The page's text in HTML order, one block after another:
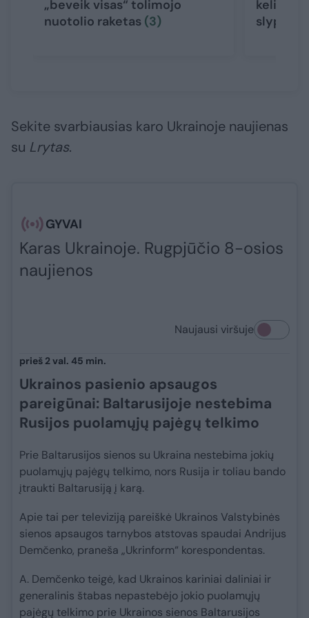
„beveik visas“ tolimojo
nuotolio raketas (3)
keliantis
slypi
Sekite svarbiausias karo Ukrainoje naujienas
su Lrytas.​​​
GYVAI
Karas Ukrainoje. Rugpjūčio 8-osios
naujienos
Naujausi viršuje
prieš 2 val. 45 min.
Ukrainos pasienio apsaugos
pareigūnai: Baltarusijoje nestebima
Rusijos puolamųjų pajėgų telkimo
Prie Baltarusijos sienos su Ukraina nestebima jokių
puolamųjų pajėgų telkimo, nors Rusija ir toliau bando
įtraukti Baltarusiją į karą.
Apie tai per televiziją pareiškė Ukrainos Valstybinės
sienos apsaugos tarnybos atstovas spaudai Andrijus
Demčenko, praneša „Ukrinform“ korespondentas.
A. Demčenko teigė, kad Ukrainos kariniai daliniai ir
generalinis štabas nepastebėjo jokio puolamųjų
pajėgų telkimo prie Ukrainos sienos Baltarusijos